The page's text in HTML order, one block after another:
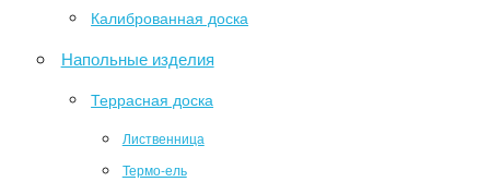
Калиброванная доска
Напольные изделия
Террасная доска
Лиственница
Термо-ель